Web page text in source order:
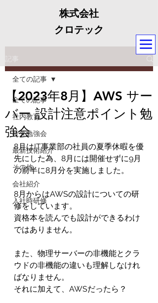
株式会社
クロテック
記事
全ての記事
社内教育
社外勉強会
最新技術紹介
その他
会社紹介
入社時研修
全ての記事
【2023年8月】AWS サー
バー 設計注意ポイント勉
強会
8月はIT事業部の社員の夏季休暇を優
先にした為、8月には開催せずに9月
の前半に8月分を実施しました。
8月からはAWSの設計についての研
修をしています。
資格本を読んでも設計ができるわけ
ではありません。
また、物理サーバーの非機能とクラ
ウドの非機能の違いも理解しなけれ
ばなりません。
それに加えて、AWSだったら？